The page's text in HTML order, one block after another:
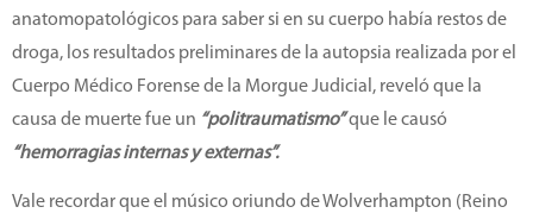
anatomopatológicos para saber si en su cuerpo había restos de
droga, los resultados preliminares de la autopsia realizada por el
Cuerpo Médico Forense de la Morgue Judicial, reveló que la
causa de muerte fue un “politraumatismo”que le causó
“hemorragias internas y externas”.
Vale recordar que el músico oriundo de Wolverhampton (Reino